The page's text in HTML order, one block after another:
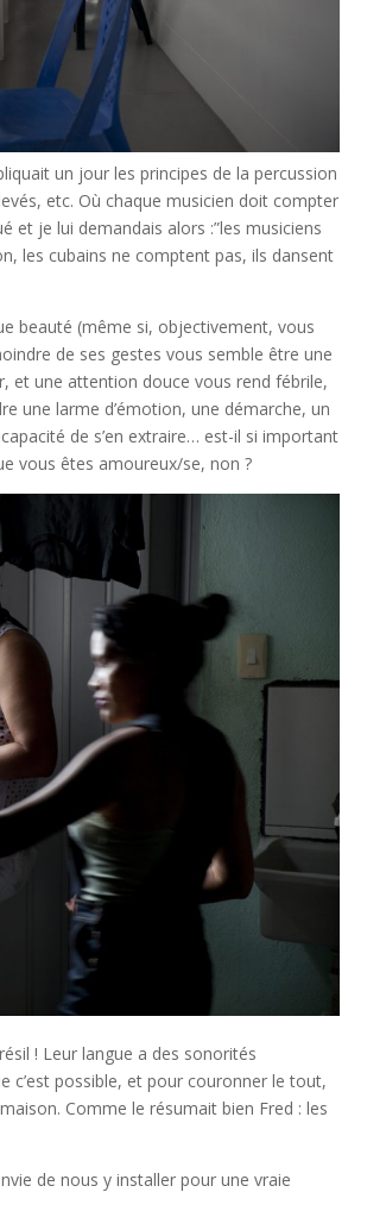
un jour les principes de la percussion
etc. Où chaque musicien doit compter
et je lui demandais alors :”les musiciens
les cubains ne comptent pas, ils dansent
beauté (même si, objectivement, vous
de ses gestes vous semble être une
et une attention douce vous rend fébrile,
une larme d’émotion, une démarche, un
de s’en extraire… est-il si important
vous êtes amoureux/se, non ?
! Leur langue a des sonorités
c’est possible, et pour couronner le tout,
Comme le résumait bien Fred : les
de nous y installer pour une vraie